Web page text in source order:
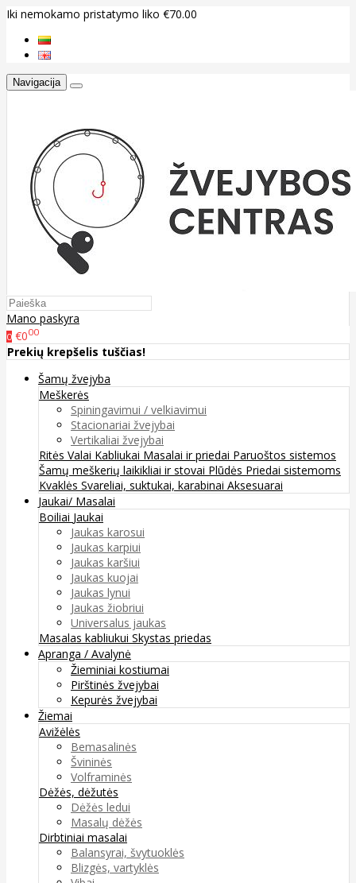
Iki nemokamo pristatymo liko €70.00
Navigacija
Mano paskyra
0 €000
Prekių krepšelis tuščias!
Šamų žvejyba
Meškerės
Spiningavimui / velkiavimui
Stacionariai žvejybai
Vertikaliai žvejybai
Ritės Valai Kabliukai Masalai ir priedai Paruoštos sistemos
Šamų meškerių laikikliai ir stovai Plūdės Priedai sistemoms
Kvaklės Svareliai, suktukai, karabinai Aksesuarai
Jaukai/ Masalai
Boiliai Jaukai
Jaukas karosui
Jaukas karpiui
Jaukas karšiui
Jaukas kuojai
Jaukas lynui
Jaukas žiobriui
Universalus jaukas
Masalas kabliukui Skystas priedas
Apranga / Avalynė
Žieminiai kostiumai
Pirštinės žvejybai
Kepurės žvejybai
Žiemai
Avižėlės
Bemasalinės
Švininės
Volframinės
Dėžės, dėžutės
Dėžės ledui
Masalų dėžės
Dirbtiniai masalai
Balansyrai, švytuoklės
Blizgės, vartyklės